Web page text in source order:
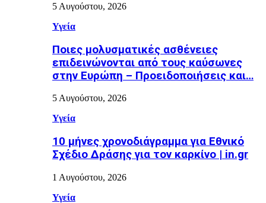
5 Αυγούστου, 2026
Υγεία
Ποιες μολυσματικές ασθένειες
επιδεινώνονται από τους καύσωνες
στην Ευρώπη – Προειδοποιήσεις και…
5 Αυγούστου, 2026
Υγεία
10 μήνες χρονοδιάγραμμα για Εθνικό
Σχέδιο Δράσης για τον καρκίνο | in.gr
1 Αυγούστου, 2026
Υγεία